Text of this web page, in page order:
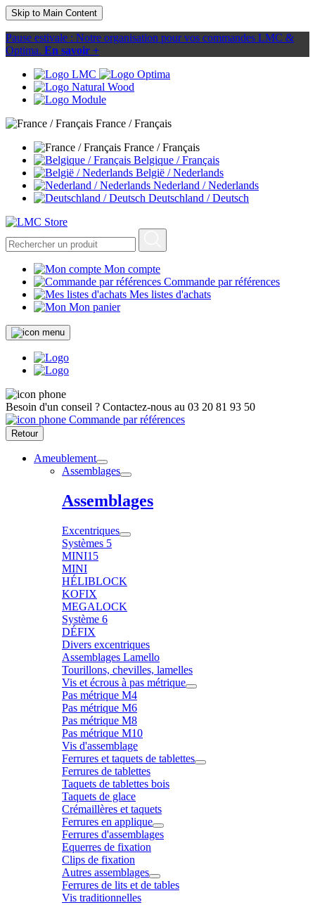
Skip to Main Content
Pause estivale : Notre organisation pour vos commandes LMC &
Optima. En savoir +
France / Français
France / Français
Belgique / Français
België / Nederlands
Nederland / Nederlands
Deutschland / Deutsch
Mon compte
Commande par références
Mes listes d'achats
Mon panier
Besoin d'un conseil ? Contactez-nous au 03 20 81 93 50
Commande par références
Retour
Ameublement
Assemblages
Assemblages
Excentriques
Systèmes 5
MINI15
MINI
HÉLIBLOCK
KOFIX
MEGALOCK
Système 6
DÉFIX
Divers excentriques
Assemblages Lamello
Tourillons, chevilles, lamelles
Vis et écrous à pas métrique
Pas métrique M4
Pas métrique M6
Pas métrique M8
Pas métrique M10
Vis d'assemblage
Ferrures et taquets de tablettes
Ferrures de tablettes
Taquets de tablettes bois
Taquets de glace
Crémaillères et taquets
Ferrures en applique
Ferrures d'assemblages
Equerres de fixation
Clips de fixation
Autres assemblages
Ferrures de lits et de tables
Vis traditionnelles